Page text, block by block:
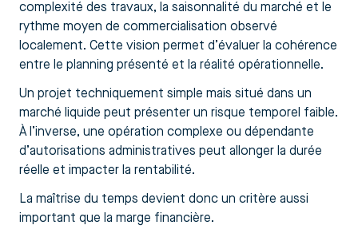
complexité des travaux, la saisonnalité du marché et le
rythme moyen de commercialisation observé
localement. Cette vision permet d’évaluer la cohérence
entre le planning présenté et la réalité opérationnelle.
Un projet techniquement simple mais situé dans un
marché liquide peut présenter un risque temporel faible.
À l’inverse, une opération complexe ou dépendante
d’autorisations administratives peut allonger la durée
réelle et impacter la rentabilité.
La maîtrise du temps devient donc un critère aussi
important que la marge financière.